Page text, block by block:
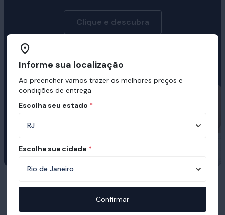
Clique e descubra
Ortobom
Informe sua localização
Ao preencher vamos trazer os melhores preços e
condições de entrega
Escolha seu estado *
Escolha sua cidade *
Confirmar